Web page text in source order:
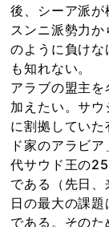
後、シーア派
スンニ派勢力
のように負け
も知れない。
アラブの盟主
加えたい。サ
に割拠してい
ド家のアラビ
代サウド王の
である（先日
日の最大の課
である。その